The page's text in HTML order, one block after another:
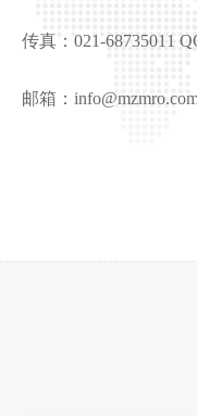
传真：021-68735011
邮箱：